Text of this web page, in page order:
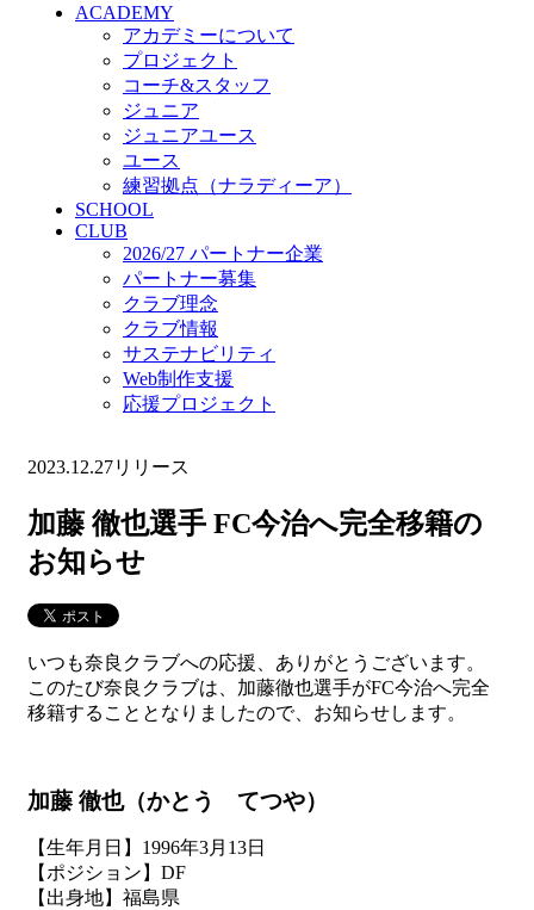
ACADEMY
アカデミーについて
プロジェクト
コーチ&スタッフ
ジュニア
ジュニアユース
ユース
練習拠点（ナラディーア）
SCHOOL
CLUB
2026/27 パートナー企業
パートナー募集
クラブ理念
クラブ情報
サステナビリティ
Web制作支援
応援プロジェクト
2023.12.27リリース
加藤 徹也選手 FC今治へ完全移籍の
お知らせ
いつも奈良クラブへの応援、ありがとうございます。
このたび奈良クラブは、加藤徹也選手がFC今治へ完全
移籍することとなりましたので、お知らせします。
加藤 徹也（かとう てつや）
【生年月日】1996年3月13日
【ポジション】DF
【出身地】福島県